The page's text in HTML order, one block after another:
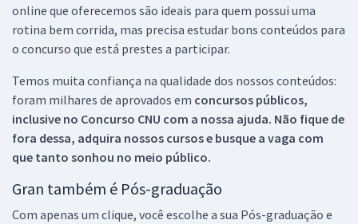
online que oferecemos são ideais para quem possui uma
rotina bem corrida, mas precisa estudar bons conteúdos para
o concurso que está prestes a participar.
Temos muita confiança na qualidade dos nossos conteúdos:
foram milhares de aprovados em concursos públicos,
inclusive no Concurso CNU com a nossa ajuda. Não fique de
fora dessa, adquira nossos cursos e busque a vaga com
que tanto sonhou no meio público.
Gran também é Pós-graduação
Com apenas um clique, você escolhe a sua Pós-graduação e